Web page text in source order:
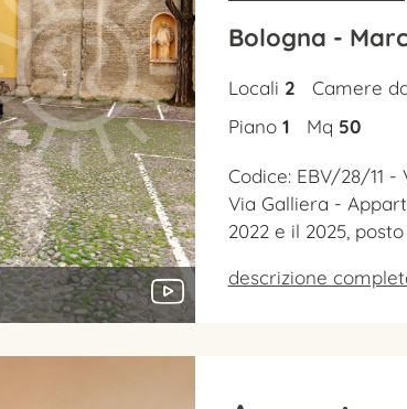
Bologna -
Locali 2 Camere
Piano 1 Mq 50
Codice: EBV/28/11
Via Galliera -
2022 e il 2025,
descrizione